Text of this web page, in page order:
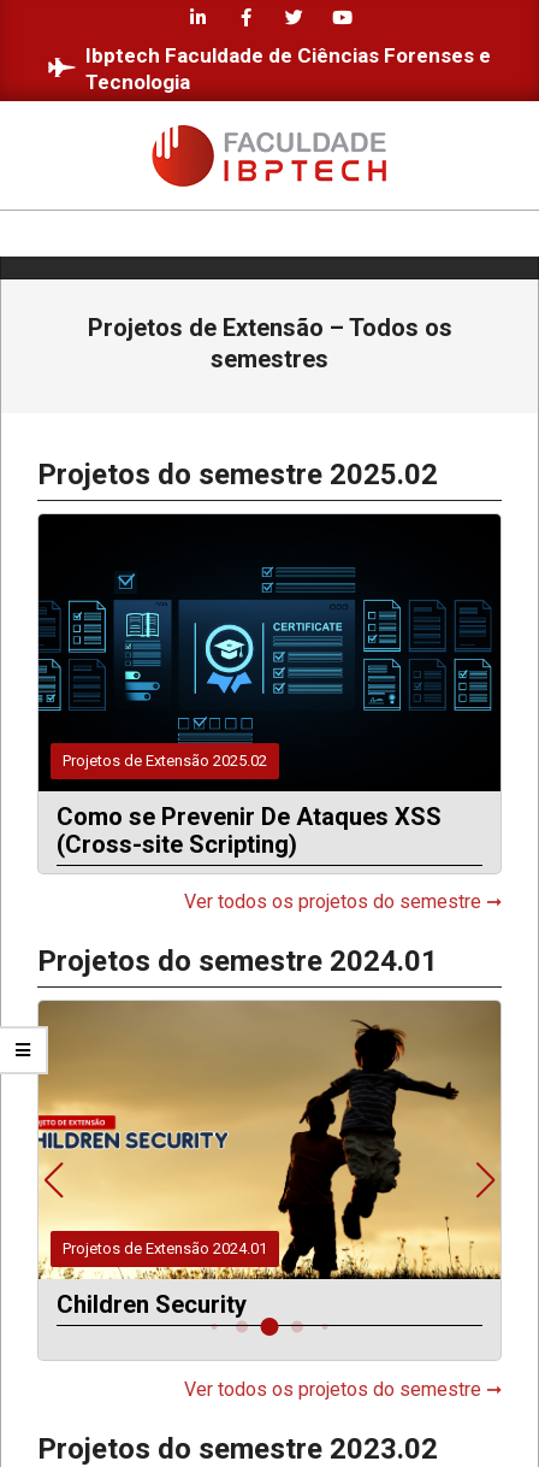
content
Ibptech Faculdade de Ciências Forenses e
Tecnologia
FACULDADE
IBPTECH
Projetos de Extensão – Todos os
semestres
Projetos do semestre 2025.02
Projetos de Extensão 2025.02
Como se Prevenir De Ataques XSS
(Cross-site Scripting)
Ver todos os projetos do semestre ➞
Projetos do semestre 2024.01
Projetos de Extensão 2024.01
Impacto do Acesso
Tecnologia na Educação:
superar a divisão digital e
educação de qualidade
Ver todos os projetos do semestre ➞
Projetos do semestre 2023.02